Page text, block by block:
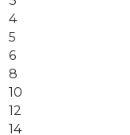
4
5
6
8
10
12
14